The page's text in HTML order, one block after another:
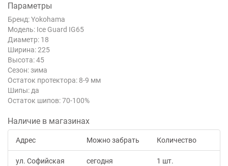
Параметры
Бренд: Yokohama
Модель: Ice Guard IG65
Диаметр: 18
Ширина: 225
Высота: 45
Сезон: зима
Остаток протектора: 8-9 мм
Шипы: да
Остаток шипов: 70-100%
Наличие в магазинах
Адрес Можно забрать Количество
ул. Софийская
сегодня 1 шт.